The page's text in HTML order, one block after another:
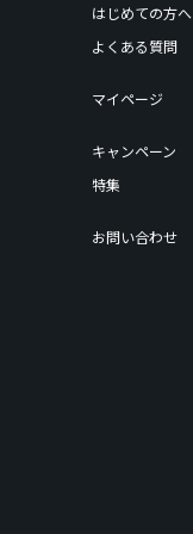
はじめての方へ
よくある質問
マイページ
キャンペーン
特集
お問い合わせ